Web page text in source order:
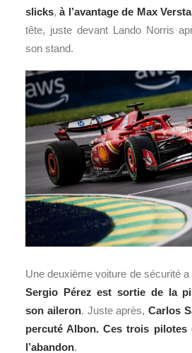
slicks,à l’avantage de Max
tête, juste devant Lando Norris
son stand.
Une deuxième voiture de sécurité
Sergio Pérez est sortie de la
son aileron. Juste après, Carlos
percuté Albon. Ces trois
l’abandon.